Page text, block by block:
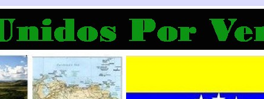
Democracia
le ha caido a esta tierra